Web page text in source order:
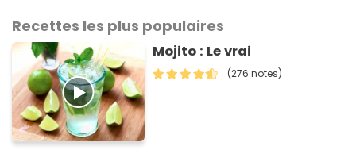
Recettes les plus populaires
Mojito : Le vrai
(276 notes)